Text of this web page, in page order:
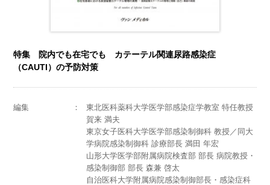
特集 院内でも在宅でも カテーテル関連尿路感染症
（CAUTI）の予防対策
編集
東北医科薬科大学医学部感染症学教室 特任教授
賀来 満夫
東京女子医科大学医学部感染制御科 教授／同大
学病院感染制御科 診療部長 満田 年宏
山形大学医学部附属病院検査部 部長 病院教授・
感染制御部 部長 森兼 啓太
自治医科大学附属病院感染制御部長・感染症科